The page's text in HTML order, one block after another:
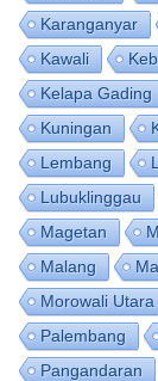
Karanganyar
Kawali
Kelapa Gading
Kuningan
Lembang
Lubuklinggau
Magetan
Malang
Morowali Utara
Palembang
Pangandaran